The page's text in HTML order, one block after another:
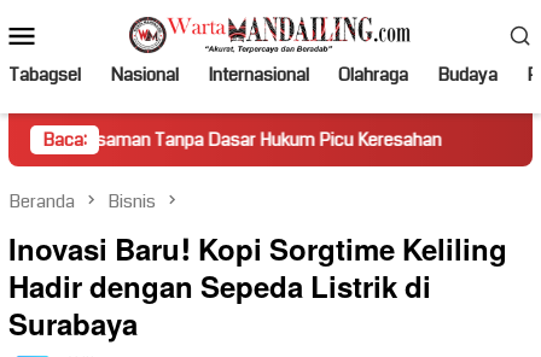
ke
kontenMobile
Tabagsel Nasional Internasional Olahraga Budaya
Baca:
Tanpa Dasar Hukum Picu Keresahan Truk Miring
Beranda Bisnis
Inovasi Baru! Kopi Sorgtime Keliling
Hadir dengan Sepeda Listrik di
Surabaya